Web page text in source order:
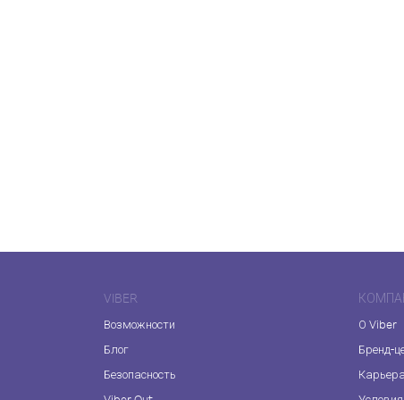
VIBER
Возможности
Блог
Безопасность
О Viber
Бренд-
Карьера